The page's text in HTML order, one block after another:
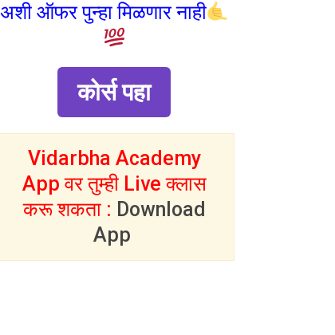
अशी ऑफर पुन्हा मिळणार नाही
कोर्स पहा
Vidarbha Academy
App वर तुम्ही Live क्लास
करू शकता : Download
App